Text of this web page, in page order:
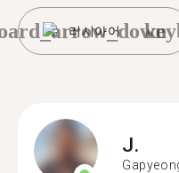
러시아어
J.